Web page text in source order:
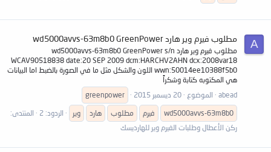
A مطلوب فيرم وير هارد wd5000avvs-63m8b0 GreenPower
مطلوب فيرم وير هارد wd5000avvs-63m8b0 GreenPower s/n
WCAV90518838 date:20 SEP 2009 dcm:HARCHV2AHN dcx:2008var18
wwn:50014ee10388f5b0 اللون والشكل مثل ما في الصورة بالضبط اما البيانات
هي المكتوبه كتابة وشكراً
abead
الموضوع 20 ديسمبر 2015
greenpower
wd5000avvs-63m8b0
فيرم مطلوب هارد وير الردود: 2
المنتدى:
ركن الأعطال وطلبات الفيرم وير للهارديسك